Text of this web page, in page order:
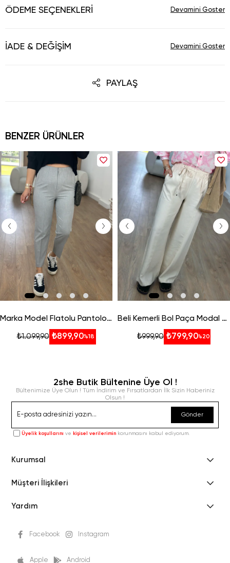
ÖDEME SEÇENEKLERI
İADE & DEĞIŞIM
PAYLAŞ
BENZER ÜRÜNLER
Marka Model Flatolu Pantolon-Gri
%18
₺899,90
₺1.099,90
Beli Kemerli Bol Paça Modal Pantolon-Taş
%20
₺799,90
₺999,90
2she Butik Bültenine Üye Ol !
Bültenimize Üye Olun ! Tüm İndirim ve Fırsatlardan İlk Sizin Haberiniz
Olsun !
Gönder
Üyelik koşullarını ve kişisel verilerimin korunmasını kabul ediyorum.
Kurumsal
Müşteri İlişkileri
Yardım
Facebook Instagram
Apple Android